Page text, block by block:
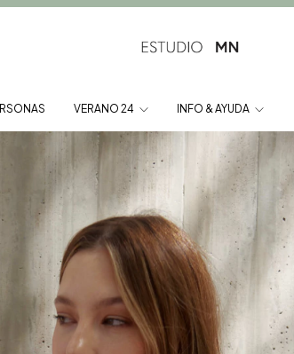
VERANO 24 INFO & AYUDA